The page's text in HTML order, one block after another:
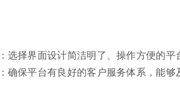
选择界面设计简洁明了、操作方便的平
确保平台有良好的客户服务体系，能够